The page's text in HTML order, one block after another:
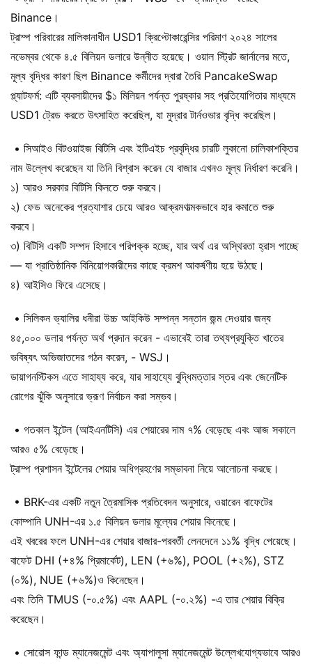
Binance।
ট্রাম্প পরিবারের মালিকানাধীন USD1 ক্রিপ্টোকারেন্সির পরিমাণ ২০২৪ সালের
নভেম্বর থেকে ৪.৫ বিলিয়ন ডলারে উন্নীত হয়েছে। ওয়াল স্ট্রিট জার্নালের মতে,
মূল্য বৃদ্ধির কারণ ছিল Binance কর্মীদের দ্বারা তৈরি PancakeSwap
প্ল্যাটফর্ম: এটি ব্যবসায়ীদের $১ মিলিয়ন পর্যন্ত পুরষ্কার সহ প্রতিযোগিতার মাধ্যমে
USD1 ট্রেড করতে উৎসাহিত করেছিল, যা মুদ্রার টার্নওভার বৃদ্ধি করেছিল।
• সিআইও বিটওয়াইজ বিটিসি এবং ইটিএইচ প্রবৃদ্ধির চারটি লুকানো চালিকাশক্তির
নাম উল্লেখ করেছেন যা তিনি বিশ্বাস করেন যে বাজার এখনও মূল্য নির্ধারণ করেনি।
১) আরও সরকার বিটিসি কিনতে শুরু করবে।
২) ফেড অনেকের প্রত্যাশার চেয়ে আরও আক্রমণাত্মকভাবে হার কমাতে শুরু
করবে।
৩) বিটিসি একটি সম্পদ হিসাবে পরিপক্ক হচ্ছে, যার অর্থ এর অস্থিরতা হ্রাস পাচ্ছে
— যা প্রাতিষ্ঠানিক বিনিয়োগকারীদের কাছে ক্রমশ আকর্ষণীয় হয়ে উঠছে।
৪) আইসিও ফিরে এসেছে।
• সিলিকন ভ্যালির ধনীরা উচ্চ আইকিউ সম্পন্ন সন্তান জন্ম দেওয়ার জন্য
৪৫,০০০ ডলার পর্যন্ত অর্থ প্রদান করেন - এভাবেই তারা তথ্যপ্রযুক্তি খাতের
ভবিষ্যৎ অভিজাতদের গঠন করেন, - WSJ।
ডায়াগনস্টিকস এতে সাহায্য করে, যার সাহায্যে বুদ্ধিমত্তার স্তর এবং জেনেটিক
রোগের ঝুঁকি অনুসারে ভ্রূণ নির্বাচন করা সম্ভব।
• গতকাল ইন্টেল (আইএনটিসি) এর শেয়ারের দাম ৭% বেড়েছে এবং আজ সকালে
আরও ৫% বেড়েছে।
ট্রাম্প প্রশাসন ইন্টেলের শেয়ার অধিগ্রহণের সম্ভাবনা নিয়ে আলোচনা করছে।
• BRK-এর একটি নতুন ত্রৈমাসিক প্রতিবেদন অনুসারে, ওয়ারেন বাফেটের
কোম্পানি UNH-এর ১.৫ বিলিয়ন ডলার মূল্যের শেয়ার কিনেছে।
এই খবরের ফলে UNH-এর শেয়ার বাজার-পরবর্তী লেনদেনে ১১% বৃদ্ধি পেয়েছে।
বাফেট DHI (+৪% প্রিমার্কেট), LEN (+৬%), POOL (+২%), STZ
(০%), NUE (+৬%)ও কিনেছেন।
এবং তিনি TMUS (-০.৫%) এবং AAPL (-০.২%) -এ তার শেয়ার বিক্রি
করেছেন।
• সোরোস ফান্ড ম্যানেজমেন্ট এবং অ্যাপালুসা ম্যানেজমেন্ট উল্লেখযোগ্যভাবে আরও